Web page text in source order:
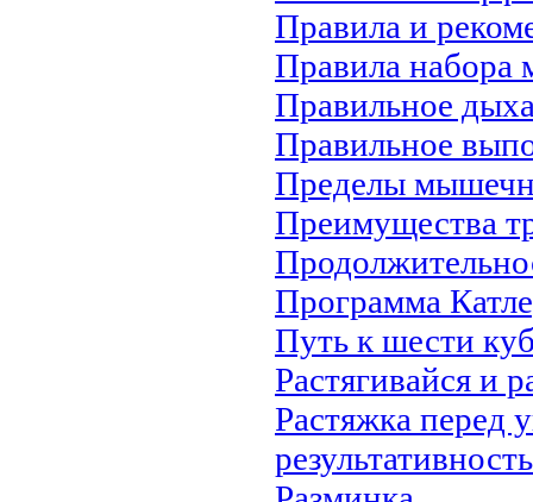
Правила и
Правила набора
Правильное
Правильное
Пределы
Преимущества
Программа
Путь к шести
Растягивайся и
Растяжка перед
результативность